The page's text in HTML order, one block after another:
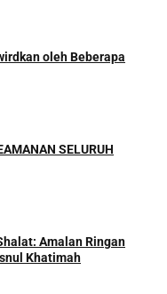
oleh Beberapa
SELURUH
Amalan Ringan
Khatimah